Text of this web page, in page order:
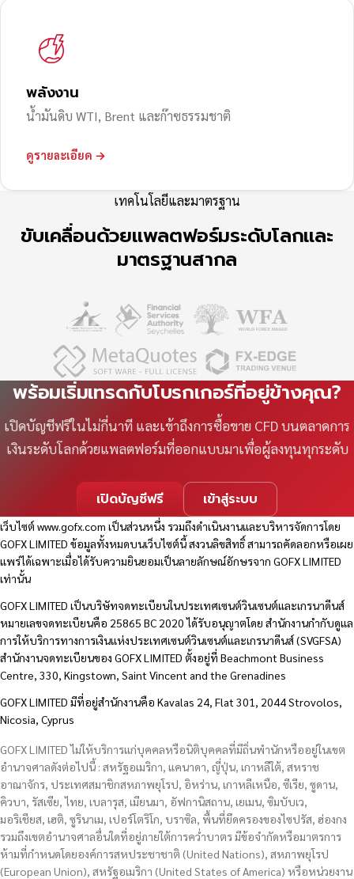
พลังงาน
น้ำมันดิบ WTI, Brent และก๊าซธรรมชาติ
ดูรายละเอียด →
เทคโนโลยีและมาตรฐาน
ขับเคลื่อนด้วยแพลตฟอร์มระดับโลกและ
มาตรฐานสากล
พร้อมเริ่มเทรดกับโบรกเกอร์ที่อยู่ข้างคุณ?
เปิดบัญชีฟรีในไม่กี่นาที และเข้าถึงการซื้อขาย CFD บนตลาดการ
เงินระดับโลกด้วยแพลตฟอร์มที่ออกแบบมาเพื่อผู้ลงทุนทุกระดับ
เปิดบัญชีฟรี เข้าสู่ระบบ
เว็บไซต์www.gofx.com เป็นส่วนหนึ่ง รวมถึงดำเนินงานและบริหารจัดการโดย
GOFX LIMITED ข้อมูลทั้งหมดบนเว็บไซต์นี้ สงวนลิขสิทธิ์ สามารถคัดลอกหรือเผย
แพร่ได้เฉพาะเมื่อได้รับความยินยอมเป็นลายลักษณ์อักษรจาก GOFX LIMITED
เท่านั้น
GOFX LIMITED เป็นบริษัทจดทะเบียนในประเทศเซนต์วินเซนต์และเกรนาดีนส์
หมายเลขจดทะเบียนคือ 25865 BC 2020 ได้รับอนุญาตโดย สำนักงานกำกับดูแล
การให้บริการทางการเงินแห่งประเทศเซนต์วินเซนต์และเกรนาดีนส์ (SVGFSA)
สำนักงานจดทะเบียนของ GOFX LIMITED ตั้งอยู่ที่ Beachmont Business
Centre, 330, Kingstown, Saint Vincent and the Grenadines
GOFX LIMITED มีที่อยู่สำนักงานคือ Kavalas 24, Flat 301, 2044 Strovolos,
Nicosia, Cyprus
GOFX LIMITED ไม่ให้บริการแก่บุคคลหรือนิติบุคคลที่มีถิ่นพำนักหรืออยู่ในเขต
อำนาจศาลดังต่อไปนี้ : สหรัฐอเมริกา, แคนาดา, ญี่ปุ่น, เกาหลีใต้, สหราช
อาณาจักร, ประเทศสมาชิกสหภาพยุโรป, อิหร่าน, เกาหลีเหนือ, ซีเรีย, ซูดาน,
คิวบา, รัสเซีย, ไทย, เบลารุส, เมียนมา, อัฟกานิสถาน, เยเมน, ซิมบับเว,
มอริเชียส, เฮติ, ซูรินาเม, เปอร์โตริโก, บราซิล, พื้นที่ยึดครองของไซปรัส, ฮ่องกง
รวมถึงเขตอำนาจศาลอื่นใดที่อยู่ภายใต้การคว่ำบาตร มีข้อจำกัดหรือมาตรการ
ห้ามที่กำหนดโดยองค์การสหประชาชาติ (United Nations), สหภาพยุโรป
(European Union), สหรัฐอเมริกา (United States of America) หรือหน่วยงาน